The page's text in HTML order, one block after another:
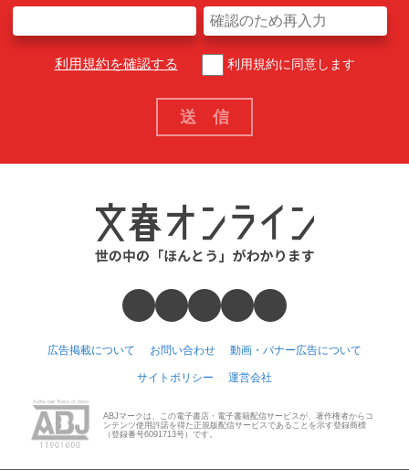
利用規約を確認する 利用規約に同意します
広告掲載について お問い合わせ 動画・バナー広告について
サイトポリシー 運営会社
ABJマークは、この電子書店・電子書籍配信サービスが、著作権者からコ
ンテンツ使用許諾を得た正規版配信サービスであることを示す登録商標
（登録番号6091713号）です。